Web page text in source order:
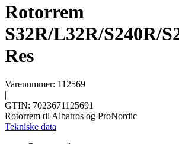
Rotorrem
S32R/L32R/S240R/
Res
Varenummer: 112569
|
GTIN: 7023671125691
Rotorrem til Albatros og ProNordic
Tekniske data